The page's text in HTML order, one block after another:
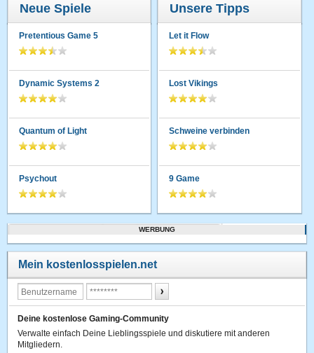
Neue Spiele
Pretentious Game 5
Dynamic Systems 2
Quantum of Light
Psychout
Unsere Tipps
Let it Flow
Lost Vikings
Schweine verbinden
9 Game
WERBUNG
Mein kostenlosspielen.net
Deine kostenlose Gaming-Community
Verwalte einfach Deine Lieblingsspiele und diskutiere mit anderen
Mitgliedern.